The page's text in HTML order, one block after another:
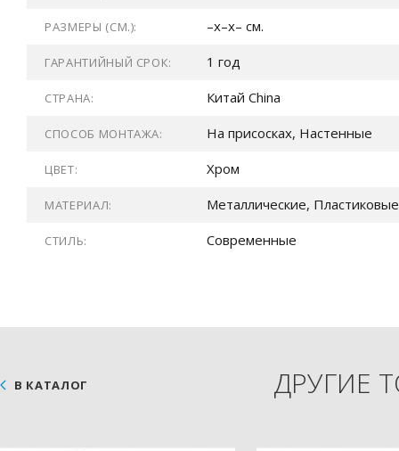
РАЗМЕРЫ (СМ.): –x–x– см.
ГАРАНТИЙНЫЙ СРОК: 1 год
СТРАНА: Китай China
СПОСОБ МОНТАЖА: На присосках, Настенные
ЦВЕТ: Хром
МАТЕРИАЛ: Металлические, Пластиковые
СТИЛЬ: Современные
ДРУГИЕ
В КАТАЛОГ